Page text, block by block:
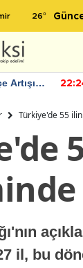
26°
Artışı
Türkiye'de 55
27 il, bu